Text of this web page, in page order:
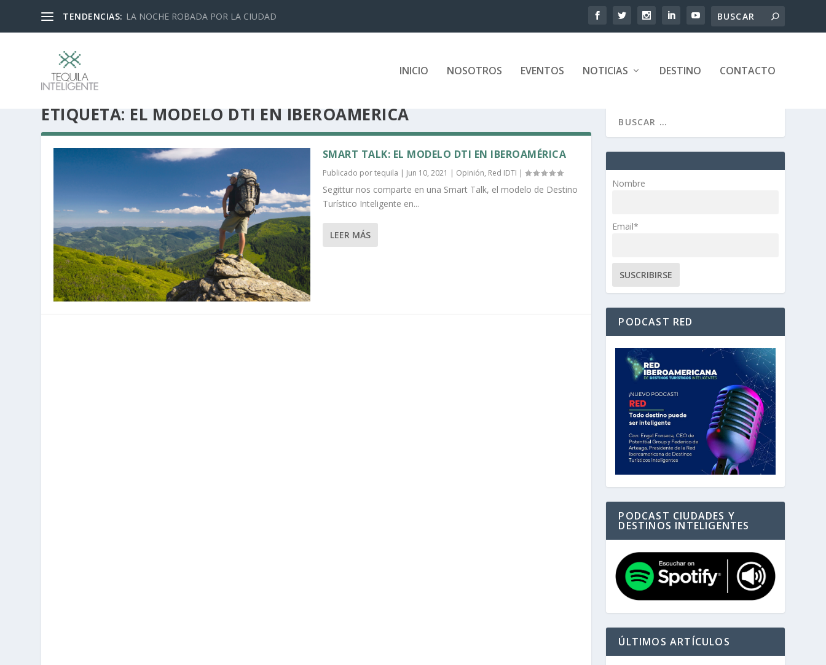
TENDENCIAS: LA NOCHE ROBADA POR LA CIUDAD
INICIO NOSOTROS EVENTOS NOTICIAS DESTINO CONTACTO
ETIQUETA: EL MODELO DTI EN IBEROAMÉRICA
SMART TALK: EL MODELO DTI EN IBEROAMÉRICA
Publicado portequila | Jun 10, 2021 | Opinión, Red IDTI |
Segittur nos comparte en una Smart Talk, el modelo de Destino
Turístico Inteligente en...
LEER MÁS
Nombre
Email*
PODCAST RED
PODCAST CIUDADES Y
DESTINOS INTELIGENTES
ÚLTIMOS ARTÍCULOS